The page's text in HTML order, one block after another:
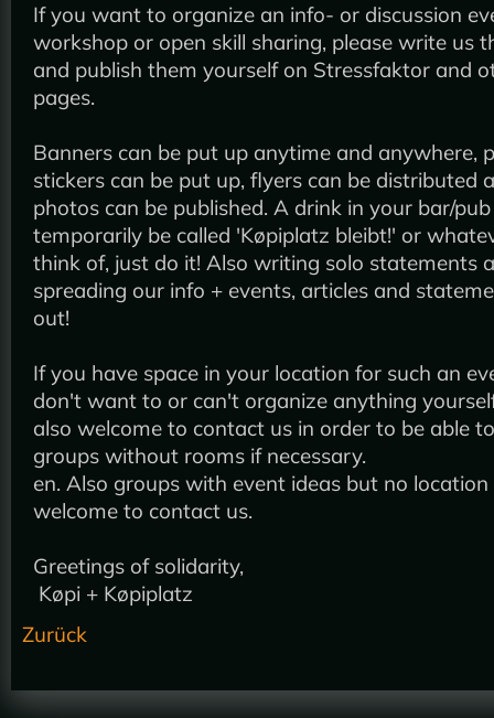
If you want to organize an info- or discussion
workshop or open skill sharing, please write us
and publish them yourself on Stressfaktor and
pages.
Banners can be put up anytime and anywhere,
stickers can be put up, flyers can be distributed
photos can be published. A drink in your bar/
temporarily be called 'Køpiplatz bleibt!' or
think of, just do it! Also writing solo statements
spreading our info + events, articles and
out!
If you have space in your location for such an
don't want to or can't organize anything
also welcome to contact us in order to be able
groups without rooms if necessary.
en. Also groups with event ideas but no location
welcome to contact us.
Greetings of solidarity,
Køpi + Køpiplatz
Zurück